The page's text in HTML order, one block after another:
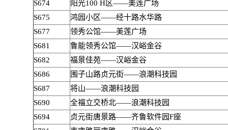
S674
阳光100 H区——美莲广场
S675
鸿园小区——经十路水华路
S677
领秀公馆——美莲广场
S681
鲁能领秀公馆——汉峪金谷
S682
福景佳苑——汉峪金谷
S686
围子山路贞元街——浪潮科技园
S687
将山——浪潮科技园
S690
全福立交桥北——浪潮科技园
S694
贞元街唐景路——齐鲁软件园F座